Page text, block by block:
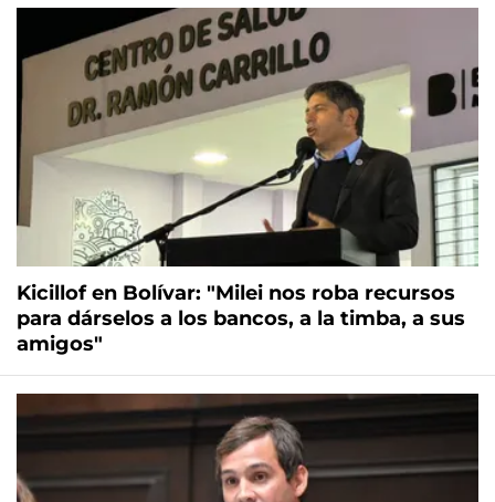
Kicillof en Bolívar: "Milei nos roba recursos
para dárselos a los bancos, a la timba, a sus
amigos"